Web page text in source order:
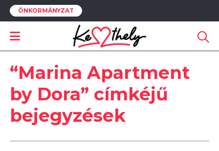
ÖNKORMÁNYZAT
“Marina Apartment
by Dora” címkéjű
bejegyzések